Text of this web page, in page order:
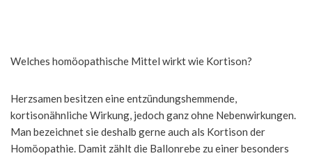
Welches homöopathische Mittel wirkt wie Kortison?
Herzsamen besitzen eine entzündungshemmende,
kortisonähnliche Wirkung, jedoch ganz ohne Nebenwirkungen.
Man bezeichnet sie deshalb gerne auch als Kortison der
Homöopathie. Damit zählt die Ballonrebe zu einer besonders